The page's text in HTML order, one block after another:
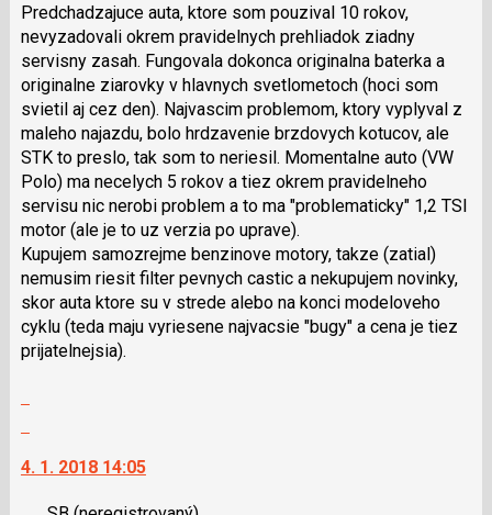
navigaci
lze
použít
i
klávesy
N
pro
následující
a
P
pro
předchozí
nový
názor
Predchadzajuce auta, ktore som pouzival 10 rokov,
nevyzadovali okrem pravidelnych prehliadok ziadny
servisny zasah. Fungovala dokonca originalna baterka a
originalne ziarovky v hlavnych svetlometoch (hoci som
svietil aj cez den). Najvascim problemom, ktory vyplyval z
maleho najazdu, bolo hrdzavenie brzdovych kotucov, ale
STK to preslo, tak som to neriesil. Momentalne auto (VW
Polo) ma necelych 5 rokov a tiez okrem pravidelneho
servisu nic nerobi problem a to ma "problematicky" 1,2 TSI
motor (ale je to uz verzia po uprave).
Kupujem samozrejme benzinove motory, takze (zatial)
nemusim riesit filter pevnych castic a nekupujem novinky,
skor auta ktore su v strede alebo na konci modeloveho
cyklu (teda maju vyriesene najvacsie "bugy" a cena je tiez
prijatelnejsia).
další
4. 1. 2018 14:05